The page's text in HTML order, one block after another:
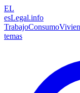
EL
esLegal.info
TrabajoConsumo
temas